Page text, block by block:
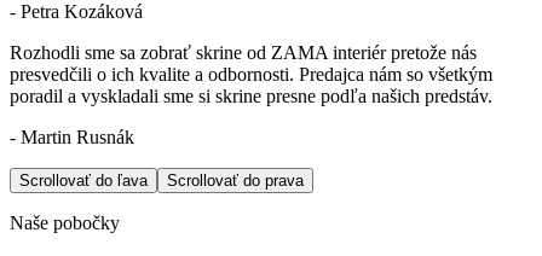
- Petra Kozáková
Rozhodli sme sa zobrať skrine od ZAMA interiér pretože nás
presvedčili o ich kvalite a odbornosti. Predajca nám so všetkým
poradil a vyskladali sme si skrine presne podľa našich predstáv.
- Martin Rusnák
Scrollovať do ľava Scrollovať do prava
Naše pobočky